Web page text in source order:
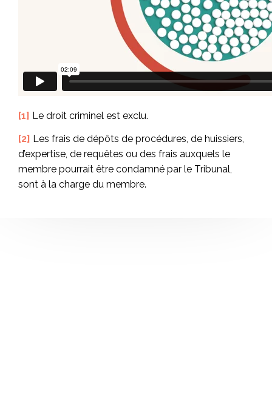
[1] Le droit criminel est exclu.
[2] Les frais de dépôts de procédures, de huissiers,
d’expertise, de requêtes ou des frais auxquels le
membre pourrait être condamné par le Tribunal,
sont à la charge du membre.